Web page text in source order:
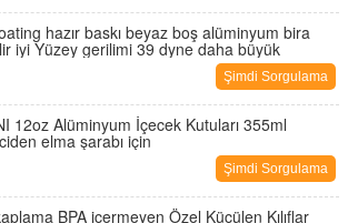
hazır baskı beyaz boş alüminyum bira
iyi Yüzey gerilimi 39 dyne daha büyük
Şimdi Sorgulama
12oz Alüminyum İçecek Kutuları 355ml
elma şarabı için
Şimdi Sorgulama
BPA içermeyen Özel Küçülen Kılıflar